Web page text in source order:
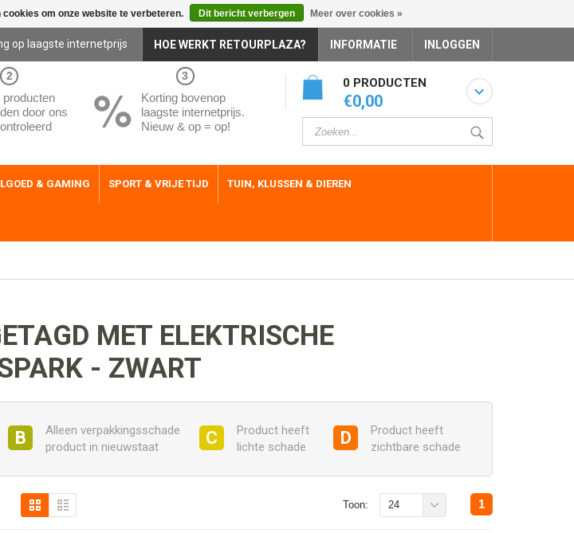
op laagste internetprijs HOE WERKT RETOURPLAZA? INFORMATIE INLOGGEN
2
producten
door ons
3
Korting bovenop
laagste internetprijs.
Nieuw & op = op!
0 PRODUCTEN
€0,00
& GAMING SPORT & VRIJE TIJD TUIN, KLUSSEN & DIEREN
MET ELEKTRISCHE
- ZWART
B
Alleen verpakkingsschade
product in nieuwstaat
C
Product heeft
lichte schade
D
Product heeft
zichtbare schade
1
Toon: 24
om onze website te verbeteren. Dit bericht verbergen Meer over cookies »